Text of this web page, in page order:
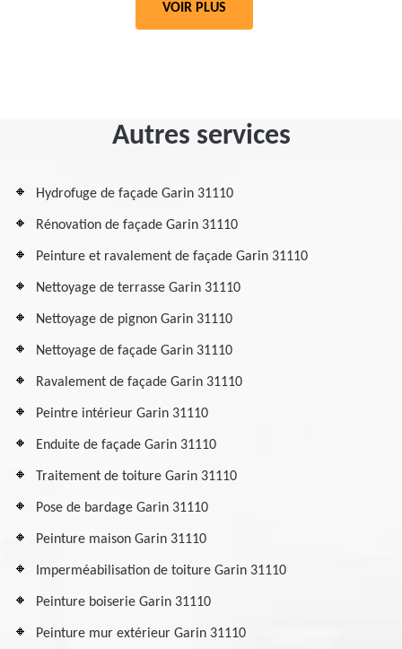
VOIR PLUS
Autres services
Hydrofuge de façade Garin 31110
Rénovation de façade Garin 31110
Peinture et ravalement de façade Garin 31110
Nettoyage de terrasse Garin 31110
Nettoyage de pignon Garin 31110
Nettoyage de façade Garin 31110
Ravalement de façade Garin 31110
Peintre intérieur Garin 31110
Enduite de façade Garin 31110
Traitement de toiture Garin 31110
Pose de bardage Garin 31110
Peinture maison Garin 31110
Imperméabilisation de toiture Garin 31110
Peinture boiserie Garin 31110
Peinture mur extérieur Garin 31110